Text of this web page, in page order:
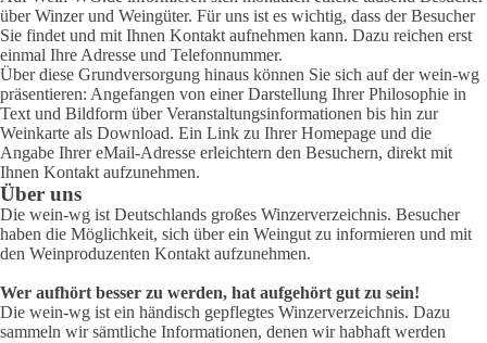
über Winzer und Weingüter. Für uns ist es wichtig, dass der Besucher
Sie findet und mit Ihnen Kontakt aufnehmen kann. Dazu reichen erst
einmal Ihre Adresse und Telefonnummer.
Über diese Grundversorgung hinaus können Sie sich auf der wein-wg
präsentieren: Angefangen von einer Darstellung Ihrer Philosophie in
Text und Bildform über Veranstaltungsinformationen bis hin zur
Weinkarte als Download. Ein Link zu Ihrer Homepage und die
Angabe Ihrer eMail-Adresse erleichtern den Besuchern, direkt mit
Ihnen Kontakt aufzunehmen.
Über uns
Die wein-wg ist Deutschlands großes Winzerverzeichnis. Besucher
haben die Möglichkeit, sich über ein Weingut zu informieren und mit
den Weinproduzenten Kontakt aufzunehmen.
Wer aufhört besser zu werden, hat aufgehört gut zu sein!
Die wein-wg ist ein händisch gepflegtes Winzerverzeichnis. Dazu
sammeln wir sämtliche Informationen, denen wir habhaft werden